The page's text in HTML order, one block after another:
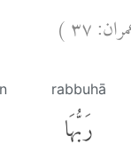
٣٧)
rabbuhā
رَبُّهَا